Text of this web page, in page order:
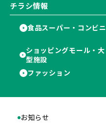
チラシ情報
食品スーパー・コンビニ
ショッピングモール・大
型施設
ファッション
お知らせ